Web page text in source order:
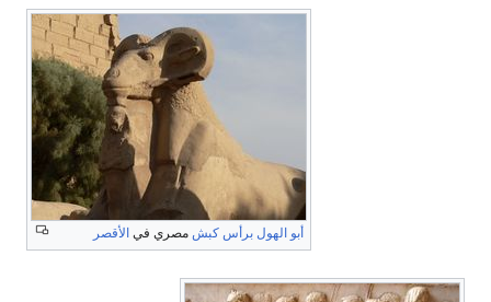
أبو الهول برأس كبش مصري في الأقصر